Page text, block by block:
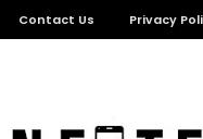
Contact Us Privacy